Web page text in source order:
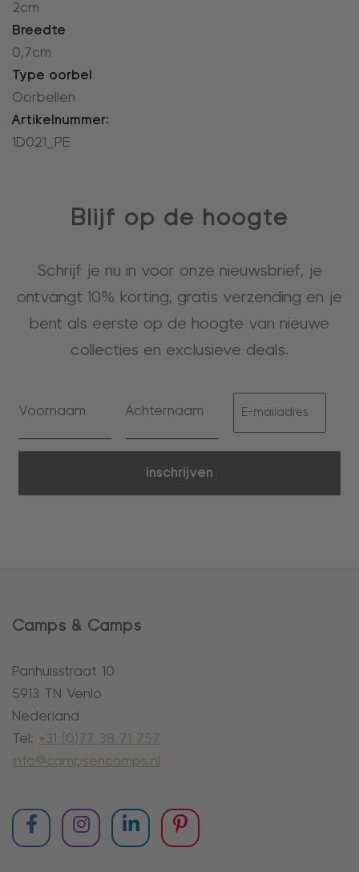
2cm
Breedte
0,7cm
Type oorbel
Oorbellen
Artikelnummer:
1D021_PE
Blijf op de hoogte
Schrijf je nu in voor onze nieuwsbrief, je
ontvangt 10% korting, gratis verzending en je
bent als eerste op de hoogte van nieuwe
collecties en exclusieve deals.
inschrijven
Camps & Camps
Panhuisstraat 10
5913 TN Venlo
Nederland
Tel: +31 (0)77 38 71 757
info@campsencamps.nl